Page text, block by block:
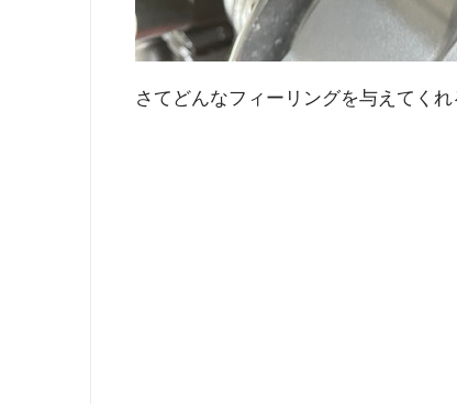
さてどんなフィーリングを与えてくれ